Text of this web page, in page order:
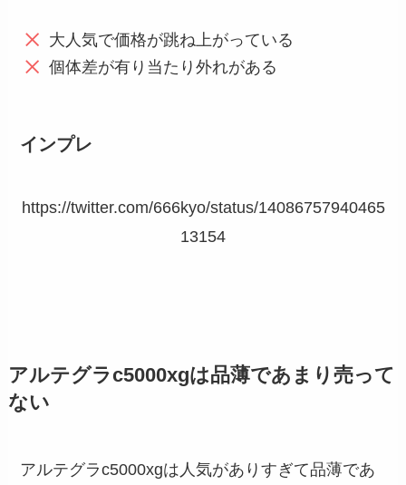
大人気で価格が跳ね上がっている
個体差が有り当たり外れがある
インプレ
https://twitter.com/666kyo/status/14086757940465
13154
アルテグラc5000xgは品薄であまり売って
ない
アルテグラc5000xgは人気がありすぎて品薄であ